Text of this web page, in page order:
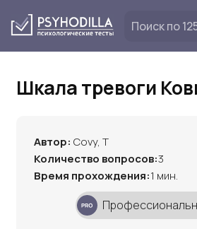
Шкала тревоги
Автор: Covy, T
Количество вопросов:3
Время прохождения:1 мин.